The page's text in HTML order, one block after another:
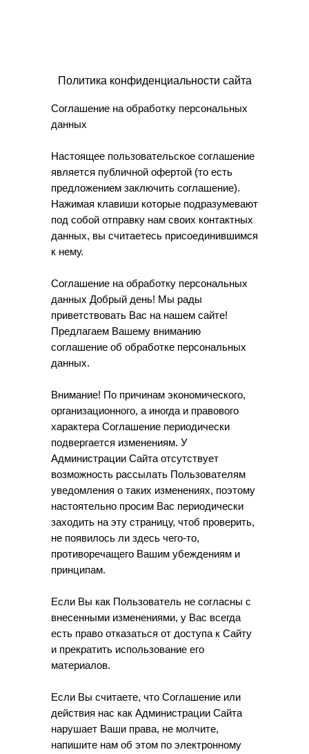
Соглашение на обработку персональных
данных
Настоящее пользовательское соглашение
является публичной офертой (то есть
предложением заключить соглашение).
Нажимая клавиши которые подразумевают
под собой отправку нам своих контактных
данных, вы считаетесь присоединившимся
к нему.
Соглашение на обработку персональных
данных Добрый день! Мы рады
приветствовать Вас на нашем сайте!
Предлагаем Вашему вниманию
соглашение об обработке персональных
данных.
Внимание! По причинам экономического,
организационного, а иногда и правового
характера Соглашение периодически
подвергается изменениям. У
Администрации Сайта отсутствует
возможность рассылать Пользователям
уведомления о таких изменениях, поэтому
настоятельно просим Вас периодически
заходить на эту страницу, чтоб проверить,
не появилось ли здесь чего-то,
противоречащего Вашим убеждениям и
принципам.
Если Вы как Пользователь не согласны с
внесенными изменениями, у Вас всегда
есть право отказаться от доступа к Сайту
и прекратить использование его
материалов.
Если Вы считаете, что Соглашение или
действия нас как Администрации Сайта
нарушает Ваши права, не молчите,
напишите нам об этом по электронному
Политика конфиденциальности сайта